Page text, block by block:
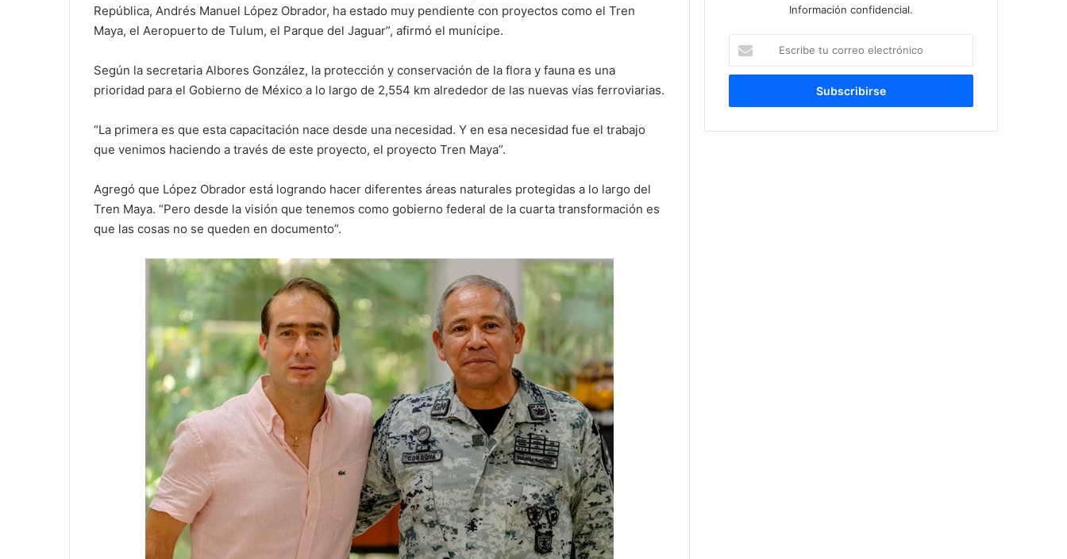
República, Andrés Manuel López Obrador, ha estado muy pendiente con proyectos como el Tren
Maya, el Aeropuerto de Tulum, el Parque del Jaguar”, afirmó el munícipe.
Según la secretaria Albores González, la protección y conservación de la flora y fauna es una
prioridad para el Gobierno de México a lo largo de 2,554 km alrededor de las nuevas vías ferroviarias.
“La primera es que esta capacitación nace desde una necesidad. Y en esa necesidad fue el trabajo
que venimos haciendo a través de este proyecto, el proyecto Tren Maya”.
Agregó que López Obrador está logrando hacer diferentes áreas naturales protegidas a lo largo del
Tren Maya. “Pero desde la visión que tenemos como gobierno federal de la cuarta transformación es
que las cosas no se queden en documento”.
Información confidencial.
tu
correo